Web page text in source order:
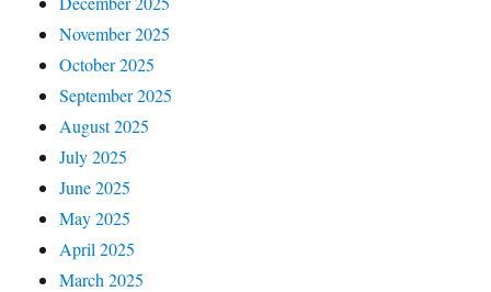
November 2025
October 2025
September 2025
August 2025
July 2025
June 2025
May 2025
April 2025
March 2025